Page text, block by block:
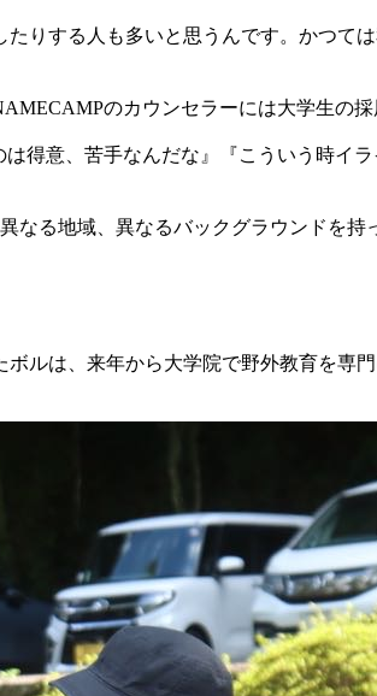
りする人も多いと思うんです。かつて
のカウンセラーには大学生の採
得意、苦手なんだな』『こういう時イ
る地域、異なるバックグラウンドを
ルは、来年から大学院で野外教育を専